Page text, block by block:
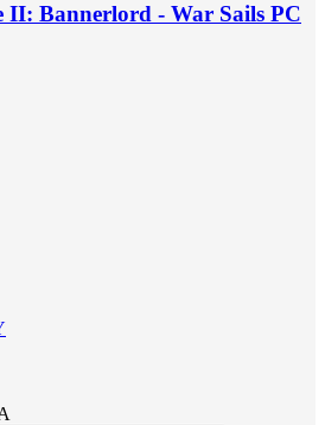
Bannerlord - War Sails PC